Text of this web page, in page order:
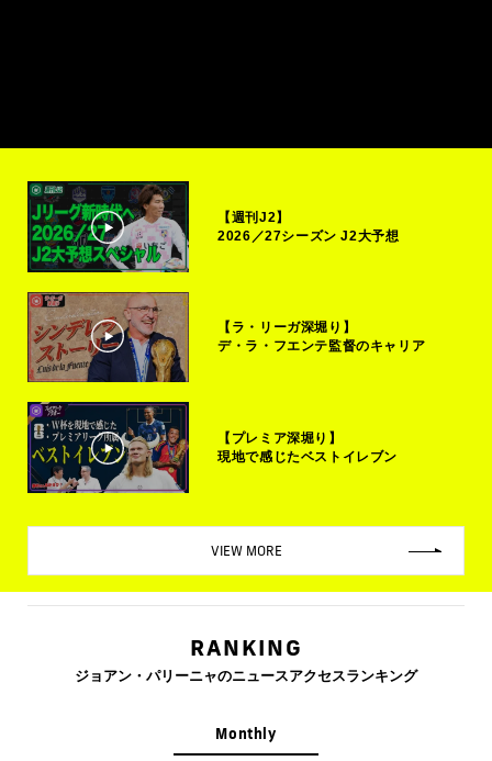
【週刊J2】
2026／27シーズン J2大予想
【ラ・リーガ深堀り】
デ・ラ・フエンテ監督のキャリア
【プレミア深堀り】
現地で感じたベストイレブン
VIEW MORE
RANKING
ジョアン・パリーニャのニュースアクセスランキング
Monthly